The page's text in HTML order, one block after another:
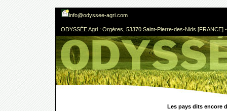
info@odyssee-agri.com
ODYSSÉE Agri : Orgères, 53370 Saint-Pierre-des-Nids [FRANCE]
Les pays dits encore